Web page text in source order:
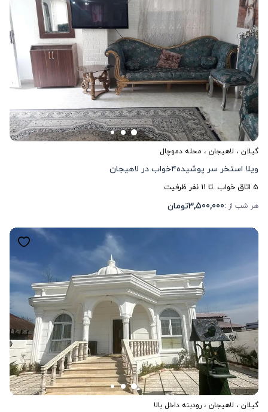
گیلان ، لاهیجان ، محله دموچال
ویلا استخر سر پوشیده۴خواب در لاهیجان
5 اتاق خواب .تا 11 نفر ظرفیت
هر شب از :3,500,000تومان
گیلان ، لاهیجان ، رودبنه داخل بالا